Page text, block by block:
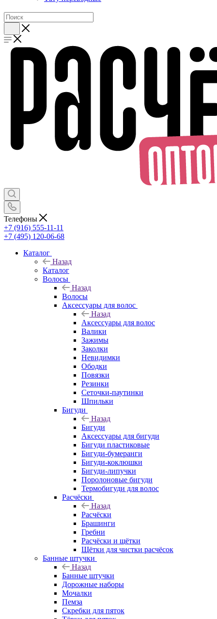
Телефоны
+7 (916) 555-11-11
+7 (495) 120-06-68
Каталог
Назад
Каталог
Волосы
Назад
Волосы
Аксессуары для волос
Назад
Аксессуары для волос
Валики
Зажимы
Заколки
Невидимки
Ободки
Повязки
Резинки
Сеточки-паутинки
Шпильки
Бигуди
Назад
Бигуди
Аксессуары для бигуди
Бигуди пластиковые
Бигуди-бумеранги
Бигуди-коклюшки
Бигуди-липучки
Поролоновые бигуди
Термобигуди для волос
Расчёски
Назад
Расчёски
Брашинги
Гребни
Расчёски и щётки
Щётки для чистки расчёсок
Банные штучки
Назад
Банные штучки
Дорожные наборы
Мочалки
Пемза
Скребки для пяток